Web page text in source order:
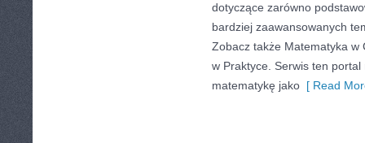
dotyczące zarówno
bardziej zaawansowanych
Zobacz także Matematyka w
w Praktyce. Serwis ten
matematykę jako [ Read